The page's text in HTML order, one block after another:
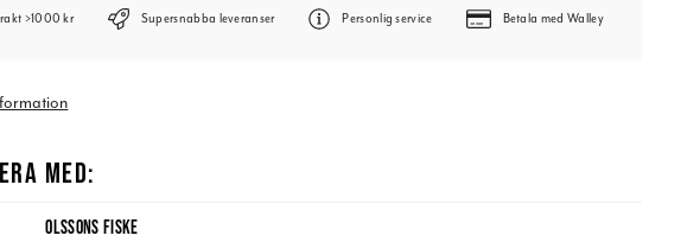
>1000 kr Supersnabba leveranser Personlig service Betala med Walley
MED:
OLSSONS FISKE